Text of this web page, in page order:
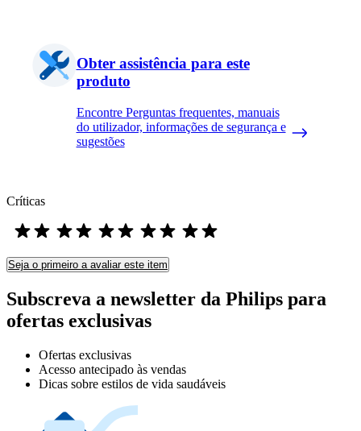
Obter assistência para este
produto
Encontre Perguntas frequentes, manuais
do utilizador, informações de segurança e
sugestões
Críticas
Seja o primeiro a avaliar este item
Subscreva a newsletter da Philips para
ofertas exclusivas
Ofertas exclusivas
Acesso antecipado às vendas
Dicas sobre estilos de vida saudáveis